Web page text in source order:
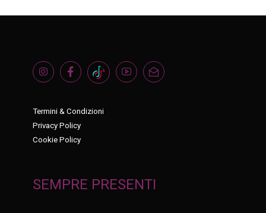
Termini & Condizioni
Privacy Policy
Cookie Policy
SEMPRE PRESENTI